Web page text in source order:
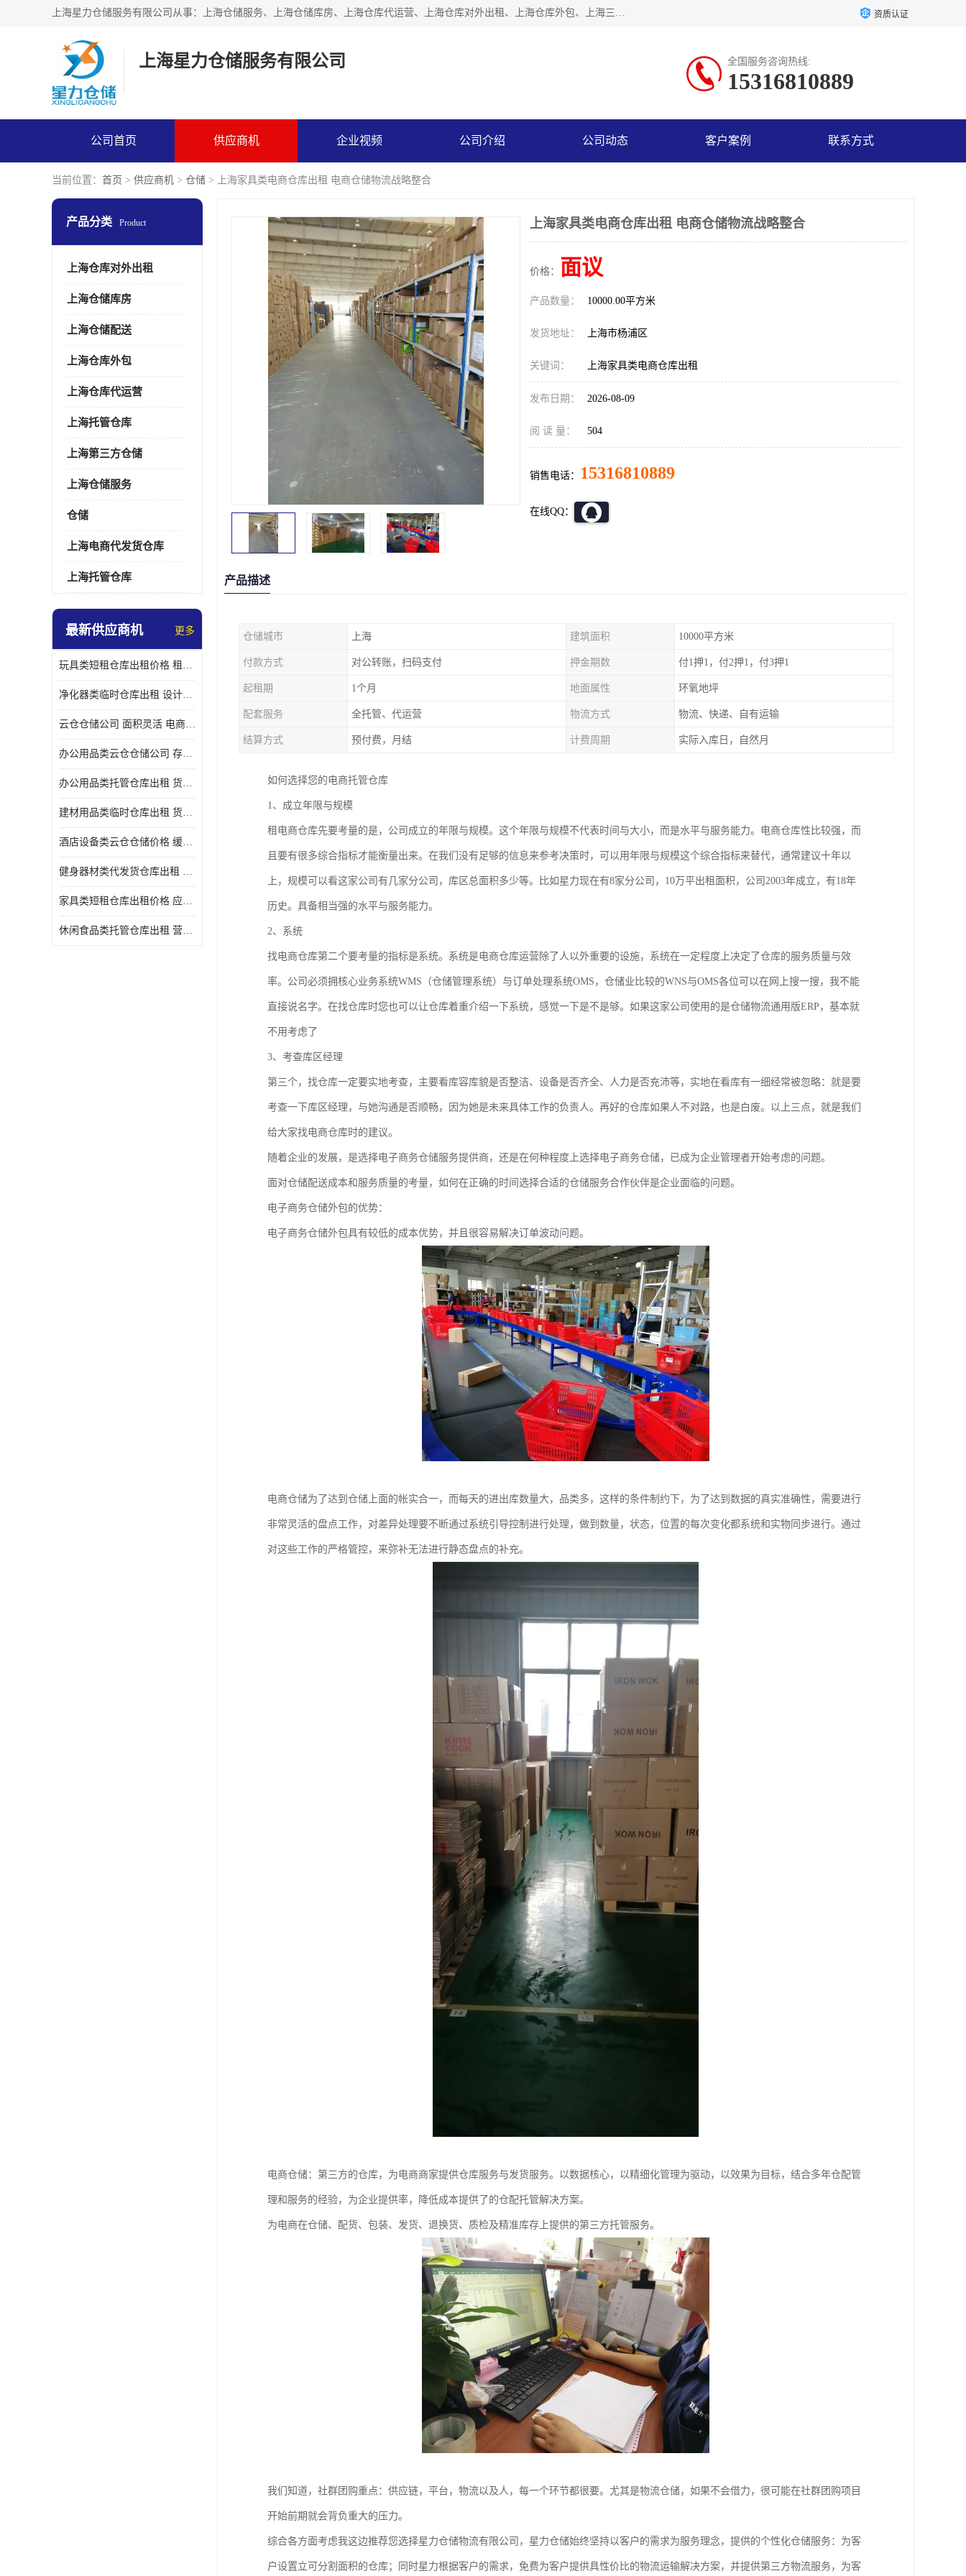
上海星力仓储服务有限公司从事：上海仓储服务、上海仓储库房、上海仓库代运营、上海仓库对外出租、上海仓库外包、上海三方仓储、上海电商仓储代发、上海电商代发货仓库、上海托管仓库、上海仓储配送。上海星力仓储服务有限公司现在拥有100个分仓、10万余平方的标准库房，精炼员工几百名，与几千家客户合作，公司已跻身上海仓储行业前列。欢迎来电咨询！ 资质认证
上海星力仓储服务有限公司 全国服务咨询热线:
15316810889
公司首页 供应商机 企业视频 公司介绍 公司动态 客户案例 联系方式
当前位置： 首页 > 供应商机 > 仓储 > 上海家具类电商仓库出租 电商仓储物流战略整合
产品分类 Product
上海仓库对外出租
上海仓储库房
上海仓储配送
上海仓库外包
上海仓库代运营
上海托管仓库
上海第三方仓储
上海仓储服务
仓储
上海电商代发货仓库
上海托管仓库
最新供应商机 更多
玩具类短租仓库出租价格 租期灵活 智能电商配套
净化器类临时仓库出租 设计简单 电商仓储物流战略合作
云仓仓储公司 面积灵活 电商仓储物流战略合作
办公用品类云仓仓储公司 存货周转很快 电商仓储物流战略整合
办公用品类托管仓库出租 货物装卸方便 电商仓储物流战略合作
建材用品类临时仓库出租 货物装卸方便 仓储供应链配套
酒店设备类云仓仓储价格 缓解企业储存压力 智能电商配套
健身器材类代发货仓库出租 租期灵活 新媒体平台配套
家具类短租仓库出租价格 应用广泛 智能电商配套
休闲食品类托管仓库出租 营造良好环境氛围 垂直电商配套
上海家具类电商仓库出租 电商仓储物流战略整合
价格： 面议
产品数量： 10000.00平方米
发货地址： 上海市杨浦区
关键词： 上海家具类电商仓库出租
发布日期： 2026-08-09
阅 读 量： 504
销售电话： 15316810889
在线QQ：
产品描述
仓储城市 上海 建筑面积 10000平方米
付款方式 对公转账，扫码支付 押金期数 付1押1，付2押1，付3押1
起租期 1个月 地面属性 环氧地坪
配套服务 全托管、代运营 物流方式 物流、快递、自有运输
结算方式 预付费，月结 计费周期 实际入库日，自然月
如何选择您的电商托管仓库
1、成立年限与规模
租电商仓库先要考量的是，公司成立的年限与规模。这个年限与规模不代表时间与大小，而是水平与服务能力。电商仓库性比较强，而
且要有很多综合指标才能衡量出来。在我们没有足够的信息来参考决策时，可以用年限与规模这个综合指标来替代，通常建议十年以
上，规模可以看这家公司有几家分公司，库区总面积多少等。比如星力现在有8家分公司，10万平出租面积，公司2003年成立，有18年
历史。具备相当强的水平与服务能力。
2、系统
找电商仓库第二个要考量的指标是系统。系统是电商仓库运营除了人以外重要的设施，系统在一定程度上决定了仓库的服务质量与效
率。公司必须拥核心业务系统WMS（仓储管理系统）与订单处理系统OMS，仓储业比较的WNS与OMS各位可以在网上搜一搜，我不能
直接说名字。在找仓库时您也可以让仓库着重介绍一下系统，感觉一下是不是够。如果这家公司使用的是仓储物流通用版ERP，基本就
不用考虑了
3、考查库区经理
第三个，找仓库一定要实地考查，主要看库容库貌是否整洁、设备是否齐全、人力是否充沛等，实地在看库有一细经常被忽略：就是要
考查一下库区经理，与她沟通是否顺畅，因为她是未来具体工作的负责人。再好的仓库如果人不对路，也是白废。以上三点，就是我们
给大家找电商仓库时的建议。
随着企业的发展，是选择电子商务仓储服务提供商，还是在何种程度上选择电子商务仓储，已成为企业管理者开始考虑的问题。
面对仓储配送成本和服务质量的考量，如何在正确的时间选择合适的仓储服务合作伙伴是企业面临的问题。
电子商务仓储外包的优势：
电子商务仓储外包具有较低的成本优势，并且很容易解决订单波动问题。
电商仓储为了达到仓储上面的帐实合一，而每天的进出库数量大，品类多，这样的条件制约下，为了达到数据的真实准确性，需要进行
非常灵活的盘点工作，对差异处理要不断通过系统引导控制进行处理，做到数量，状态，位置的每次变化都系统和实物同步进行。通过
对这些工作的严格管控，来弥补无法进行静态盘点的补充。
电商仓储：第三方的仓库，为电商商家提供仓库服务与发货服务。以数据核心，以精细化管理为驱动，以效果为目标，结合多年仓配管
理和服务的经验，为企业提供率，降低成本提供了的仓配托管解决方案。
为电商在仓储、配货、包装、发货、退换货、质检及精准库存上提供的第三方托管服务。
我们知道，社群团购重点：供应链，平台，物流以及人，每一个环节都很要。尤其是物流仓储，如果不会借力，很可能在社群团购项目
开始前期就会背负重大的压力。
综合各方面考虑我这边推荐您选择星力仓储物流有限公司，星力仓储始终坚持以客户的需求为服务理念，提供的个性化仓储服务：为客
户设置立可分割面积的仓库；同时星力根据客户的需求，免费为客户提供具性价比的物流运输解决方案，并提供第三方物流服务，为客